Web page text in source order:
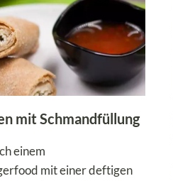
mit Schmandfüllung
einem
mit einer deftigen